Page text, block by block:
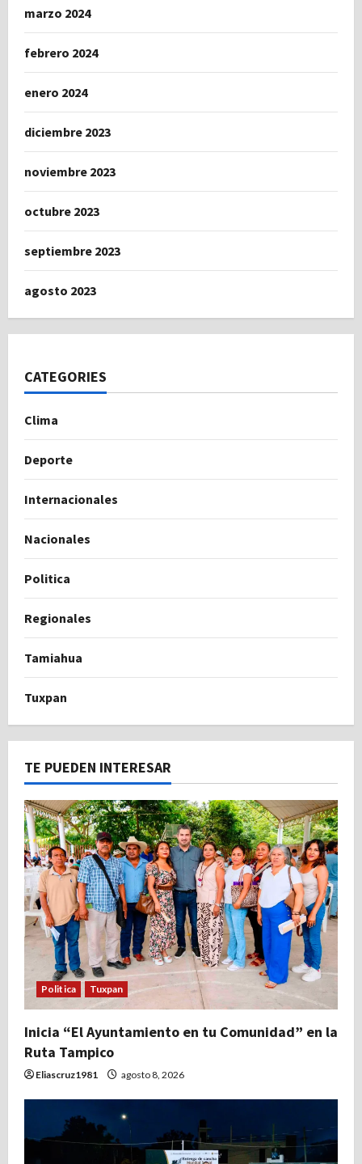
marzo 2024
febrero 2024
enero 2024
diciembre 2023
noviembre 2023
octubre 2023
septiembre 2023
agosto 2023
CATEGORIES
Clima
Deporte
Internacionales
Nacionales
Politica
Regionales
Tamiahua
Tuxpan
TE PUEDEN INTERESAR
Politica Tuxpan
Inicia “El Ayuntamiento en tu Comunidad” en la
Ruta Tampico
Eliascruz1981 agosto 8, 2026